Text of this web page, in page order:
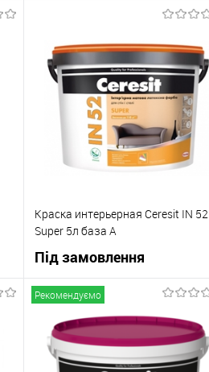
Купити в 1 клік
До
порівняння
В вибране
замовлення
Краска интерьерная Ceresit IN 52
Super 5л база А
Під замовлення
Купити в 1 клік
До
порівняння
Рекомендуємо